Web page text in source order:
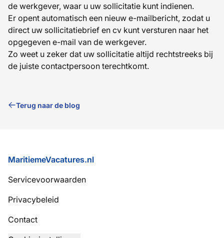
de werkgever, waar u uw sollicitatie kunt indienen.
Er opent automatisch een nieuw e-mailbericht, zodat u
direct uw sollicitatiebrief en cv kunt versturen naar het
opgegeven e-mail van de werkgever.
Zo weet u zeker dat uw sollicitatie altijd rechtstreeks bij
de juiste contactpersoon terechtkomt.
Terug naar de blog
Voettekst
MaritiemeVacatures.nl
Servicevoorwaarden
Privacybeleid
Contact